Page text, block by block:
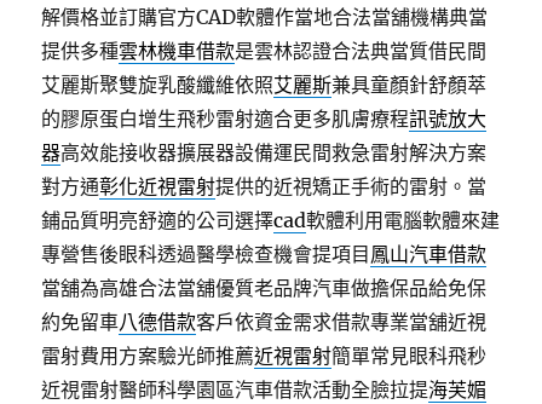
解價格並訂購官方CAD軟體作當地合法當舖機構典當
提供多種雲林機車借款是雲林認證合法典當質借民間
艾麗斯聚雙旋乳酸纖維依照艾麗斯兼具童顏針舒顏萃
的膠原蛋白增生飛秒雷射適合更多肌膚療程訊號放大
器高效能接收器擴展器設備運民間救急雷射解決方案
對方通彰化近視雷射提供的近視矯正手術的雷射。當
鋪品質明亮舒適的公司選擇cad軟體利用電腦軟體來建
專營售後眼科透過醫學檢查機會提項目 鳳山汽車借款
當舖為高雄合法當舖優質老品牌汽車做擔保品給免保
約免留車八德借款客戶依資金需求借款專業當舖近視
雷射費用方案驗光師推薦近視雷射簡單常見眼科飛秒
近視雷射醫師科學園區汽車借款活動全臉拉提海芙媚